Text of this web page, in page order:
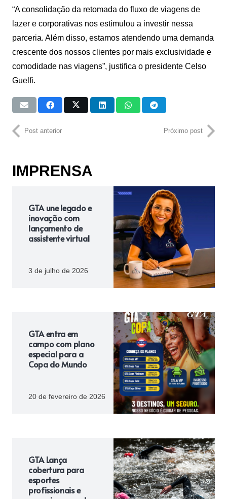
“A consolidação da retomada do fluxo de viagens de
lazer e corporativas nos estimulou a investir nessa
parceria. Além disso, estamos atendendo uma demanda
crescente dos nossos clientes por mais exclusividade e
comodidade nas viagens”, justifica o presidente Celso
Guelfi.
Post anterior Próximo post
IMPRENSA
GTA une legado e
inovação com
lançamento de
assistente virtual
3 de julho de 2026
GTA entra em
campo com plano
especial para a
Copa do Mundo
20 de fevereiro de 2026
GTA Lança
cobertura para
esportes
profissionais e